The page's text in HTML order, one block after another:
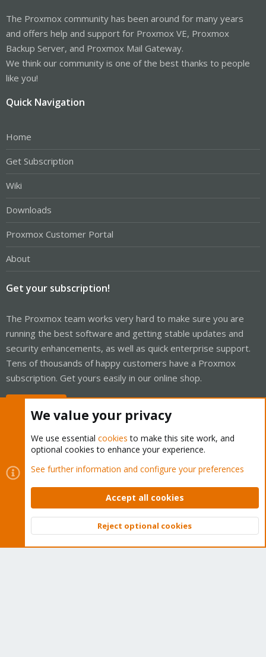
The Proxmox community has been around for many years
and offers help and support for Proxmox VE, Proxmox
Backup Server, and Proxmox Mail Gateway.
We think our community is one of the best thanks to people
like you!
Quick Navigation
Home
Get Subscription
Wiki
Downloads
Proxmox Customer Portal
About
Get your subscription!
The Proxmox team works very hard to make sure you are
running the best software and getting stable updates and
security enhancements, as well as quick enterprise support.
Tens of thousands of happy customers have a Proxmox
subscription. Get yours easily in our online shop.
Cookies
Proxmox Support Forum - Light Mode
Contact us
Terms and rules Privacy policy Help Home
Community platform by XenForo © 2010-2026 XenForo Ltd.
Top
We value your privacy
We use essential cookies to make this site work, and
optional cookies to enhance your experience.
See further information and configure your preferences
Accept all cookies
Reject optional cookies